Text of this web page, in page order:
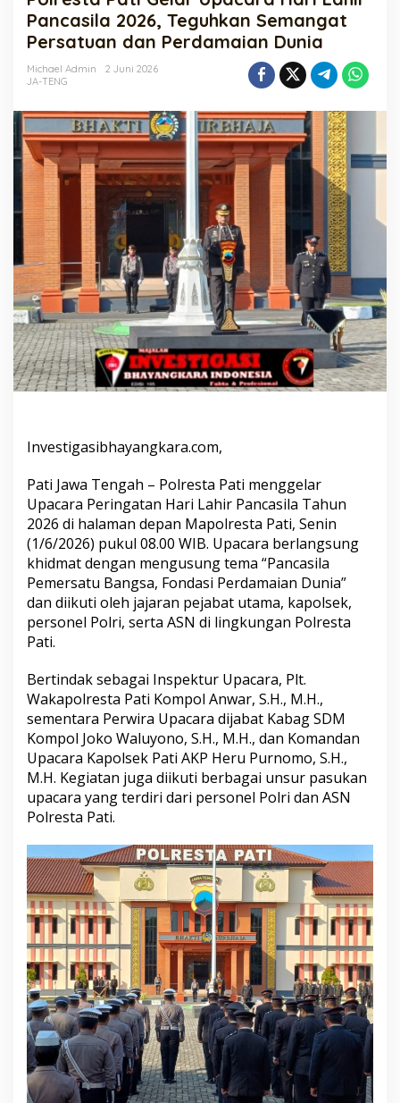
Upacara
Hari
Lahir
Pancasila
Semangat
Persatuan
dan
Perdamaian
Dunia
Pancasila 2026, Teguhkan Semangat
Persatuan dan Perdamaian Dunia
Michael Admin
2 Juni 2026
JA-TENG
Investigasibhayangkara.com,
Pati Jawa Tengah – Polresta Pati menggelar
Upacara Peringatan Hari Lahir Pancasila Tahun
2026 di halaman depan Mapolresta Pati, Senin
(1/6/2026) pukul 08.00 WIB. Upacara berlangsung
khidmat dengan mengusung tema “Pancasila
Pemersatu Bangsa, Fondasi Perdamaian Dunia”
dan diikuti oleh jajaran pejabat utama, kapolsek,
personel Polri, serta ASN di lingkungan Polresta
Pati.
Bertindak sebagai Inspektur Upacara, Plt.
Wakapolresta Pati Kompol Anwar, S.H., M.H.,
sementara Perwira Upacara dijabat Kabag SDM
Kompol Joko Waluyono, S.H., M.H., dan Komandan
Upacara Kapolsek Pati AKP Heru Purnomo, S.H.,
M.H. Kegiatan juga diikuti berbagai unsur pasukan
upacara yang terdiri dari personel Polri dan ASN
Polresta Pati.